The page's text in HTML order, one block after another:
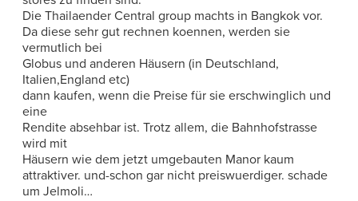
Die Thailaender Central group machts in Bangkok vor.
Da diese sehr gut rechnen koennen, werden sie
vermutlich bei
Globus und anderen Häusern (in Deutschland,
Italien,England etc)
dann kaufen, wenn die Preise für sie erschwinglich und
eine
Rendite absehbar ist. Trotz allem, die Bahnhofstrasse
wird mit
Häusern wie dem jetzt umgebauten Manor kaum
attraktiver. und-schon gar nicht preiswuerdiger. schade
um Jelmoli…